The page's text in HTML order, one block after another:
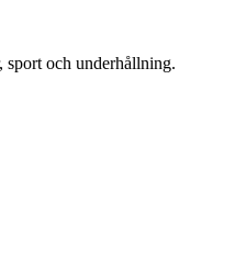
sport och underhållning.